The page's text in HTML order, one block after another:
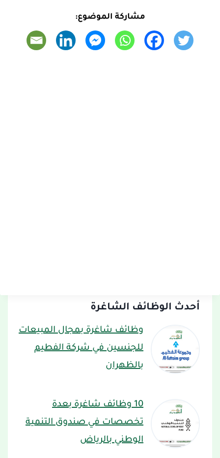
مشاركة الموضوع:
أحدث الوظائف الشاغرة
وظائف شاغرة بمجال المبيعات
للجنسين في شركة الفطيم
بالظهران
10 وظائف شاغرة بعدة
تخصصات في صندوق التنمية
الوطني بالرياض